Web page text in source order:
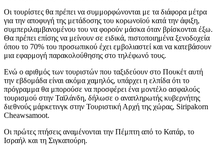
Οι τουρίστες θα πρέπει να συμμορφώνονται με τα διάφορα μέτρα
για την αποφυγή της μετάδοσης του κορωνοϊού κατά την άφιξη,
συμπεριλαμβανομένου του να φορούν μάσκα όταν βρίσκονται έξω.
Θα πρέπει επίσης να μείνουν σε ειδικά, πιστοποιημένα ξενοδοχεία
όπου το 70% του προσωπικού έχει εμβολιαστεί και να κατεβάσουν
μια εφαρμογή παρακολούθησης στο τηλέφωνό τους.
Ενώ ο αριθμός των τουριστών που ταξιδεύουν στο Πουκέτ αυτή
την εβδομάδα είναι ακόμα χαμηλός, υπάρχει η ελπίδα ότι το
πρόγραμμα θα μπορούσε να προσφέρει ένα μοντέλο ασφαλούς
τουρισμού στην Ταϊλάνδη, δήλωσε ο αναπληρωτής κυβερνήτης
διεθνούς μάρκετινγκ στην Τουριστική Αρχή της χώρας, Siripakorn
Cheawsamoot.
Οι πρώτες πτήσεις αναμένονται την Πέμπτη από το Κατάρ, το
Ισραήλ και τη Σιγκαπούρη.